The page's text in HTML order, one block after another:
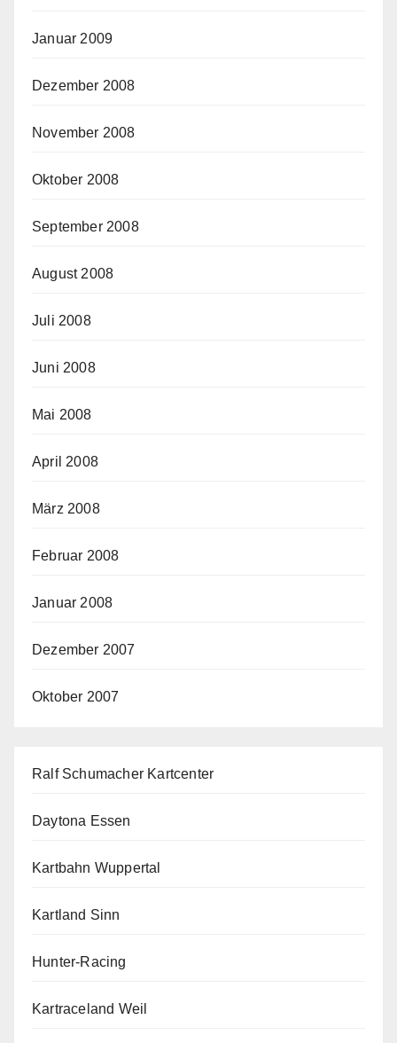
Januar 2009
Dezember 2008
November 2008
Oktober 2008
September 2008
August 2008
Juli 2008
Juni 2008
Mai 2008
April 2008
März 2008
Februar 2008
Januar 2008
Dezember 2007
Oktober 2007
Ralf Schumacher Kartcenter
Daytona Essen
Kartbahn Wuppertal
Kartland Sinn
Hunter-Racing
Kartraceland Weil